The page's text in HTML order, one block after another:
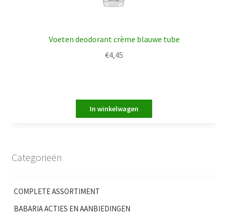
Voeten deodorant crème blauwe tube
€4,45
Categorieën
COMPLETE ASSORTIMENT
BABARIA ACTIES EN AANBIEDINGEN